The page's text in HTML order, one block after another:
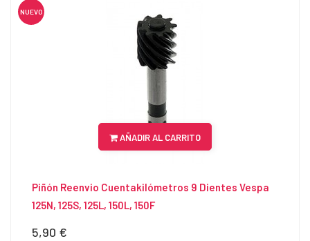
NUEVO
AÑADIR AL CARRITO
Piñón Reenvio Cuentakilómetros 9 Dientes Vespa
125N, 125S, 125L, 150L, 150F
Precio
5,90 €